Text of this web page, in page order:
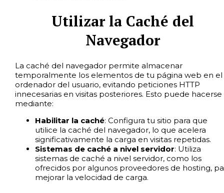
Utilizar la Caché del
Navegador
La caché del navegador permite almacenar
temporalmente los elementos de tu página web en el
ordenador del usuario, evitando peticiones HTTP
innecesarias en visitas posteriores. Esto puede hacerse
mediante:
Habilitar la caché: Configura tu sitio para que
utilice la caché del navegador, lo que acelera
significativamente la carga en visitas repetidas.
Sistemas de caché a nivel servidor: Utiliza
sistemas de caché a nivel servidor, como los
ofrecidos por algunos proveedores de hosting,
mejorar la velocidad de carga.